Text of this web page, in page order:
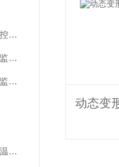
机房大棚养殖温湿度监控系统
药品冰箱温湿度智能化监控系统方案
超市及营业性场所环境监测系统
建筑混凝土煤堆沥青测温系统